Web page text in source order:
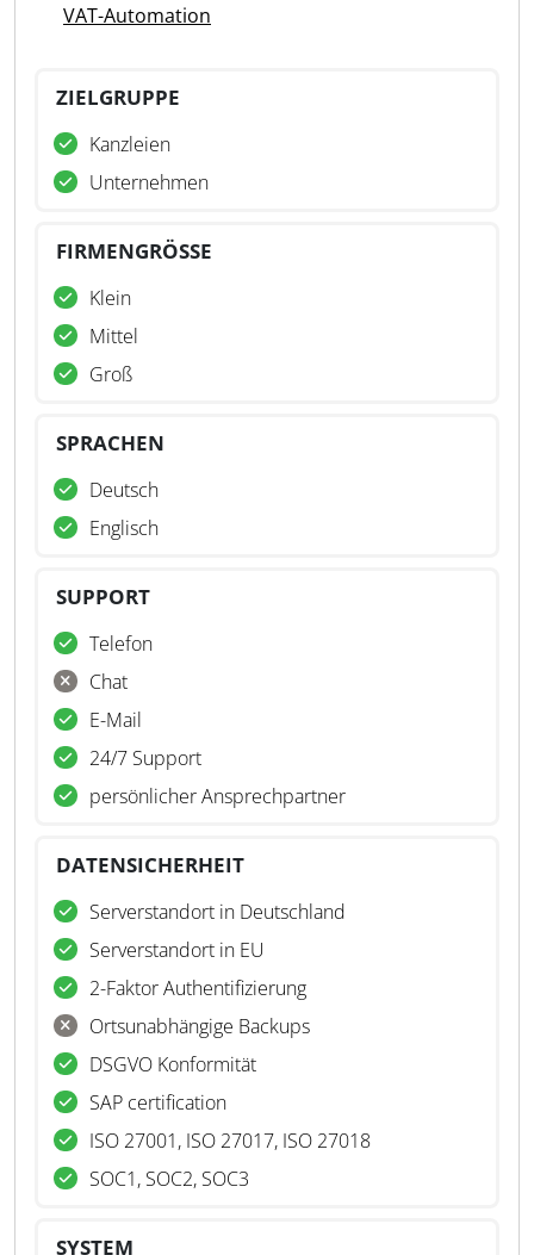
VAT-Automation
ZIELGRUPPE
Kanzleien
Unternehmen
FIRMENGRÖSSE
Klein
Mittel
Groß
SPRACHEN
Deutsch
Englisch
SUPPORT
Telefon
Chat
E-Mail
24/7 Support
persönlicher Ansprechpartner
DATENSICHERHEIT
Serverstandort in Deutschland
Serverstandort in EU
2-Faktor Authentifizierung
Ortsunabhängige Backups
DSGVO Konformität
SAP certification
ISO 27001, ISO 27017, ISO 27018
SOC1, SOC2, SOC3
SYSTEM